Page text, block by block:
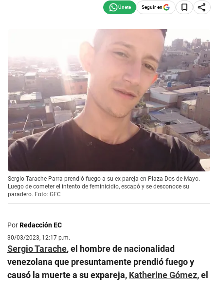
Seguir en
Sergio Tarache Parra prendió fuego a su ex pareja en Plaza Dos de Mayo.
Luego de cometer el intento de feminicidio, escapó y se desconoce su
paradero. Foto: GEC
PorRedacción EC
30/03/2023, 12:17 p.m.
Sergio Tarache, el hombre de nacionalidad
venezolana que presuntamente prendió fuego y
causó la muerte a su expareja, Katherine Gómez, el